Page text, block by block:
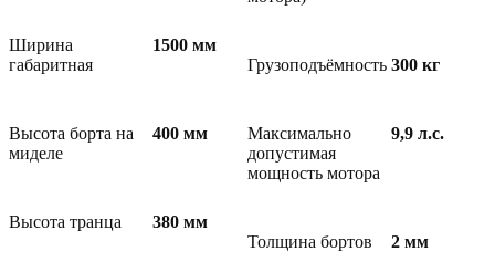
Ширина
габаритная
1500 мм
Высота борта на
миделе
400 мм
Высота транца 380 мм
Грузоподъёмность 300 кг
Максимально
допустимая
мощность мотора
9,9 л.с.
Толщина бортов 2 мм